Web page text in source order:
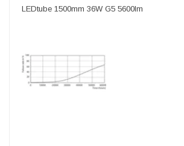
LEDtube 1500mm 36W G5 5600lm